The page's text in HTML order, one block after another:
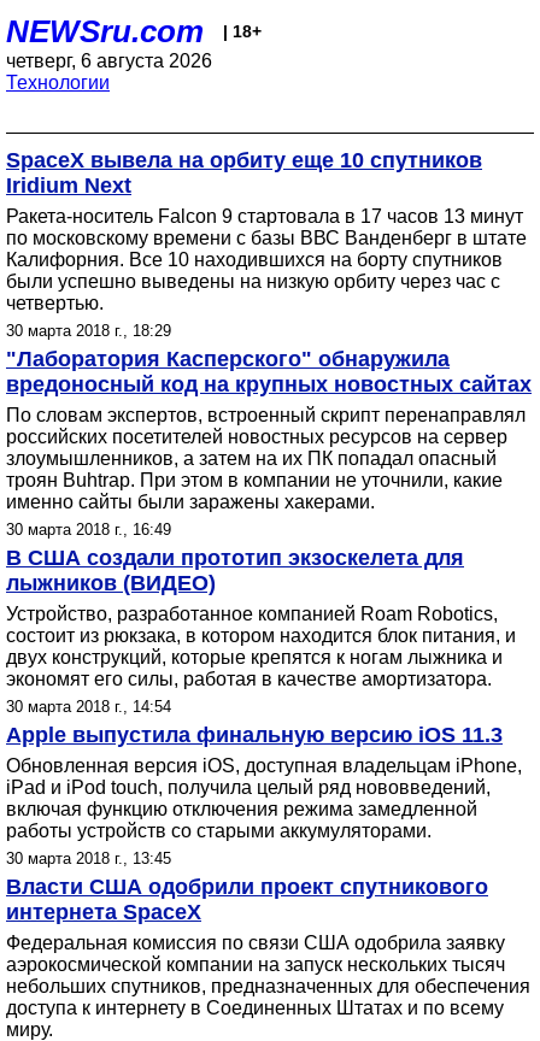
NEWSru.com | 18+
четверг, 6 августа 2026
Технологии
SpaceX вывела на орбиту еще 10 спутников
Iridium Next
Ракета-носитель Falcon 9 стартовала в 17 часов 13 минут
по московскому времени с базы ВВС Ванденберг в штате
Калифорния. Все 10 находившихся на борту спутников
были успешно выведены на низкую орбиту через час с
четвертью.
30 марта 2018 г., 18:29
"Лаборатория Касперского" обнаружила
вредоносный код на крупных новостных сайтах
По словам экспертов, встроенный скрипт перенаправлял
российских посетителей новостных ресурсов на сервер
злоумышленников, а затем на их ПК попадал опасный
троян Buhtrap. При этом в компании не уточнили, какие
именно сайты были заражены хакерами.
30 марта 2018 г., 16:49
В США создали прототип экзоскелета для
лыжников (ВИДЕО)
Устройство, разработанное компанией Roam Robotics,
состоит из рюкзака, в котором находится блок питания, и
двух конструкций, которые крепятся к ногам лыжника и
экономят его силы, работая в качестве амортизатора.
30 марта 2018 г., 14:54
Apple выпустила финальную версию iOS 11.3
Обновленная версия iOS, доступная владельцам iPhone,
iPad и iPod touch, получила целый ряд нововведений,
включая функцию отключения режима замедленной
работы устройств со старыми аккумуляторами.
30 марта 2018 г., 13:45
Власти США одобрили проект спутникового
интернета SpaceX
Федеральная комиссия по связи США одобрила заявку
аэрокосмической компании на запуск нескольких тысяч
небольших спутников, предназначенных для обеспечения
доступа к интернету в Соединенных Штатах и по всему
миру.